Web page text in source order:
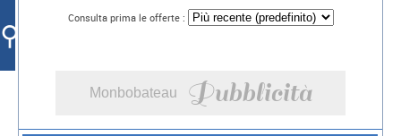
⚲
Consulta prima le offerte :
Monbobateau Pubblicità